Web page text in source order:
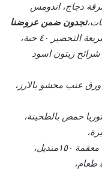
مرقة دجاج، اندومس
تجدون ضمن عروضنا
كما اندومس شعيرية مقلية سريعة التحضير ٤٠ حبة،
شرائح زيتون اسود
ورق عنب محشو بالارز،
حمص بالطحينة،
كما نورس مناديل ناعمة، فاين مناديل ناعمة معقمة ١٥٠منديل،
طعام،